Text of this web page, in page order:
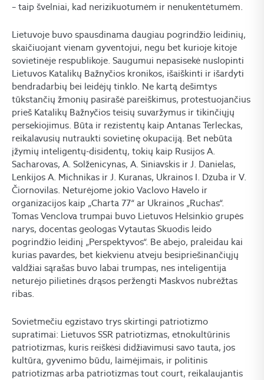
– taip švelniai, kad nerizikuotumėm ir nenukentėtumėm.
Lietuvoje buvo spausdinama daugiau pogrindžio leidinių,
skaičiuojant vienam gyventojui, negu bet kurioje kitoje
sovietinėje respublikoje. Saugumui nepasisekė nuslopinti
Lietuvos Katalikų Bažnyčios kronikos, išaiškinti ir išardyti
bendradarbių bei leidėjų tinklo. Ne kartą dešimtys
tūkstančių žmonių pasirašė pareiškimus, protestuojančius
prieš Katalikų Bažnyčios teisių suvaržymus ir tikinčiųjų
persekiojimus. Būta ir rezistentų kaip Antanas Terleckas,
reikalavusių nutraukti sovietinę okupaciją. Bet nebūta
įžymių inteligentų-disidentų, tokių kaip Rusijos A.
Sacharovas, A. Solženicynas, A. Siniavskis ir J. Danielas,
Lenkijos A. Michnikas ir J. Kuranas, Ukrainos I. Dzuba ir V.
Čiornovilas. Neturėjome jokio Vaclovo Havelo ir
organizacijos kaip „Charta 77“ ar Ukrainos „Ruchas“.
Tomas Venclova trumpai buvo Lietuvos Helsinkio grupės
narys, docentas geologas Vytautas Skuodis leido
pogrindžio leidinį „Perspektyvos“. Be abejo, praleidau kai
kurias pavardes, bet kiekvienu atveju besipriešinančiųjų
valdžiai sąrašas buvo labai trumpas, nes inteligentija
neturėjo pilietinės drąsos peržengti Maskvos nubrėžtas
ribas.
Sovietmečiu egzistavo trys skirtingi patriotizmo
supratimai: Lietuvos SSR patriotizmas, etnokultūrinis
patriotizmas, kuris reiškėsi didžiavimusi savo tauta, jos
kultūra, gyvenimo būdu, laimėjimais, ir politinis
patriotizmas arba patriotizmas tout court, reikalaujantis